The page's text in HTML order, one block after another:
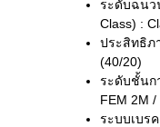
ระดับฉนว
Class) :
ประสิทธิภ
(40/20)
ระดับชั้นก
FEM 2M /
ระบบเบร